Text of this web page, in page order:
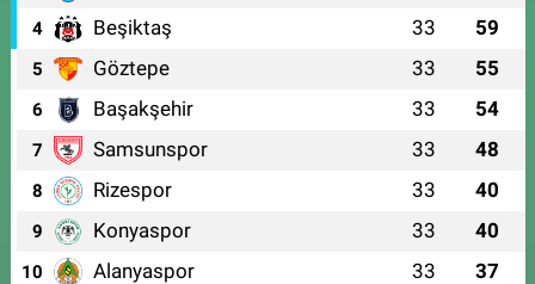
4 Beşiktaş 33 59
5 Göztepe 33 55
6 Başakşehir 33 54
7 Samsunspor 33 48
8 Rizespor 33 40
9 Konyaspor 33 40
10 Alanyaspor 33 37